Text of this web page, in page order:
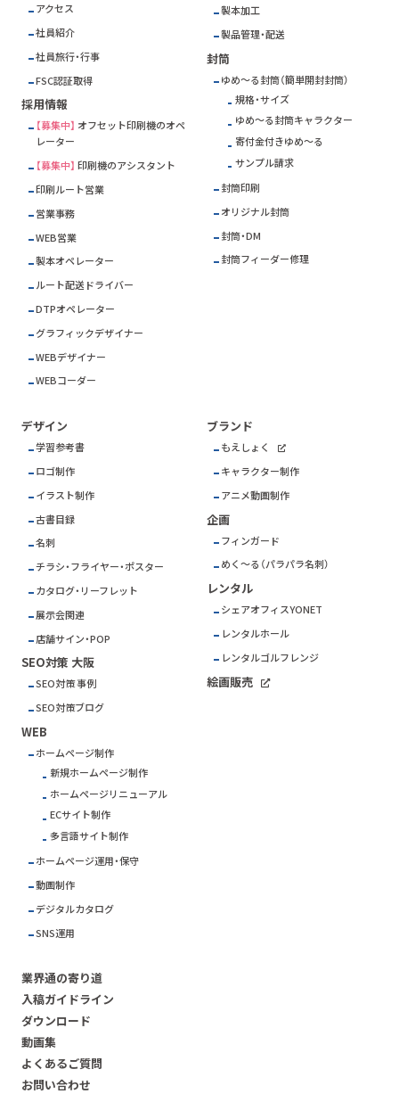
アクセス
社員紹介
社員旅行・行事
FSC認証取得
採用情報
【募集中】 オフセット印刷機のオペ
レーター
【募集中】 印刷機のアシスタント
印刷ルート営業
営業事務
WEB営業
製本オペレーター
ルート配送ドライバー
DTPオペレーター
グラフィックデザイナー
WEBデザイナー
WEBコーダー
製本加工
製品管理・配送
封筒
ゆめ～る封筒（簡単開封封筒）
規格・サイズ
ゆめ～る封筒キャラクター
寄付金付きゆめ～る
サンプル請求
封筒印刷
オリジナル封筒
封筒・DM
封筒フィーダー修理
デザイン
学習参考書
ロゴ制作
イラスト制作
古書目録
名刺
チラシ・フライヤー・ポスター
カタログ・リーフレット
展示会関連
店舗サイン・POP
SEO対策 大阪
SEO対策 事例
SEO対策ブログ
WEB
ホームページ制作
新規ホームページ制作
ホームページリニューアル
ECサイト制作
多言語サイト制作
ホームページ運用・保守
動画制作
デジタルカタログ
SNS運用
ブランド
もえしょく
キャラクター制作
アニメ動画制作
企画
フィンガード
めく～る（パラパラ名刺）
レンタル
シェアオフィスYONET
レンタルホール
レンタルゴルフレンジ
絵画販売
業界通の寄り道
入稿ガイドライン
ダウンロード
動画集
よくあるご質問
お問い合わせ